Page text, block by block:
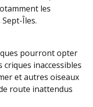
les
Îles.
pourront opter
criques inaccessibles
et autres oiseaux
route inattendus